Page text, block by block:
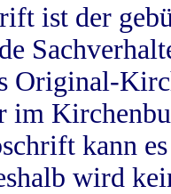
ist der
Original-
im
kann
wird